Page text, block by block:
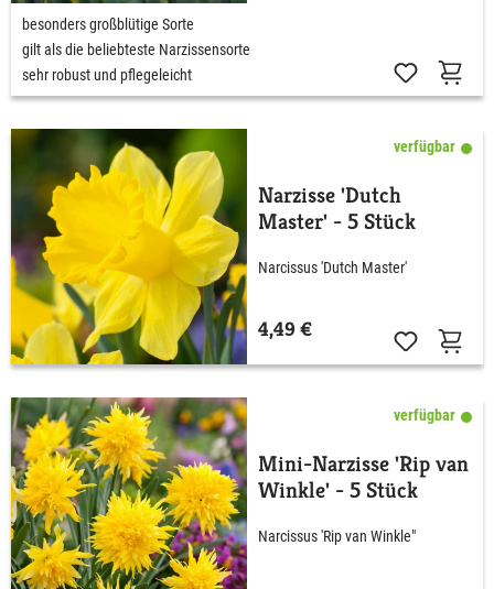
besonders großblütige Sorte
gilt als die beliebteste Narzissensorte
sehr robust und pflegeleicht
verfügbar
Narzisse 'Dutch
Master' - 5 Stück
Narcissus 'Dutch Master'
4,49 €
verfügbar
Mini-Narzisse 'Rip van
Winkle' - 5 Stück
Narcissus 'Rip van Winkle"